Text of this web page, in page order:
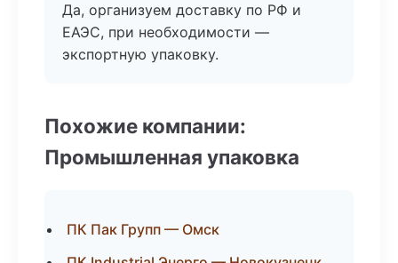
Да, организуем доставку по РФ и
ЕАЭС, при необходимости —
экспортную упаковку.
Похожие компании:
Промышленная упаковка
ПК Пак Групп — Омск